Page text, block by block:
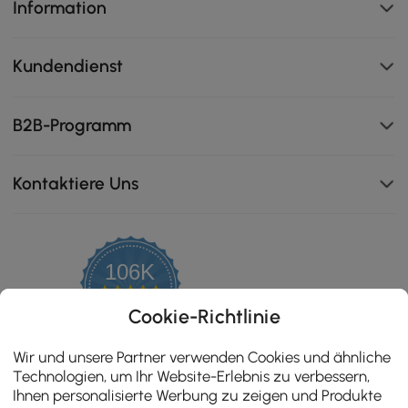
Eschenholz, Stark und langlebig, Eschenholz hat eine
glatte Maserung und einen hellen Farbton, der einen
Information
Kundendienst
B2B-Programm
Kontaktiere Uns
106K
4.8
star
rating
ZERTIFIZIERTE BEWERTUNGEN
Cookie-Richtlinie
Wir und unsere Partner verwenden Cookies und ähnliche
Technologien, um Ihr Website-Erlebnis zu verbessern,
Ihnen personalisierte Werbung zu zeigen und Produkte